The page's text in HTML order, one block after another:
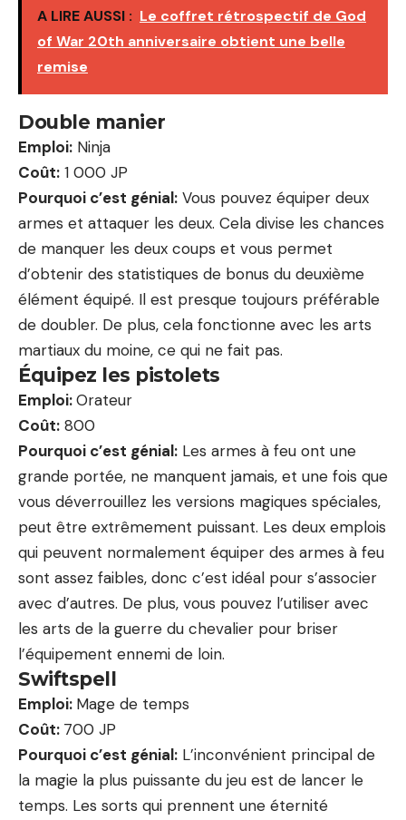
A LIRE AUSSI : Le coffret rétrospectif de God
of War 20th anniversaire obtient une belle
remise
Double manier
Emploi: Ninja
Coût: 1 000 JP
Pourquoi c’est génial: Vous pouvez équiper deux
armes et attaquer les deux. Cela divise les chances
de manquer les deux coups et vous permet
d’obtenir des statistiques de bonus du deuxième
élément équipé. Il est presque toujours préférable
de doubler. De plus, cela fonctionne avec les arts
martiaux du moine, ce qui ne fait pas.
Équipez les pistolets
Emploi:Orateur
Coût: 800
Pourquoi c’est génial: Les armes à feu ont une
grande portée, ne manquent jamais, et une fois que
vous déverrouillez les versions magiques spéciales,
peut être extrêmement puissant. Les deux emplois
qui peuvent normalement équiper des armes à feu
sont assez faibles, donc c’est idéal pour s’associer
avec d’autres. De plus, vous pouvez l’utiliser avec
les arts de la guerre du chevalier pour briser
l’équipement ennemi de loin.
Swiftspell
Emploi: Mage de temps
Coût: 700 JP
Pourquoi c’est génial: L’inconvénient principal de
la magie la plus puissante du jeu est de lancer le
temps. Les sorts qui prennent une éternité